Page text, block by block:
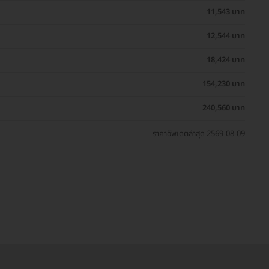
11,543 บาท
12,544 บาท
18,424 บาท
154,230 บาท
240,560 บาท
ราคาอัพเดตล่าสุด 2569-08-09